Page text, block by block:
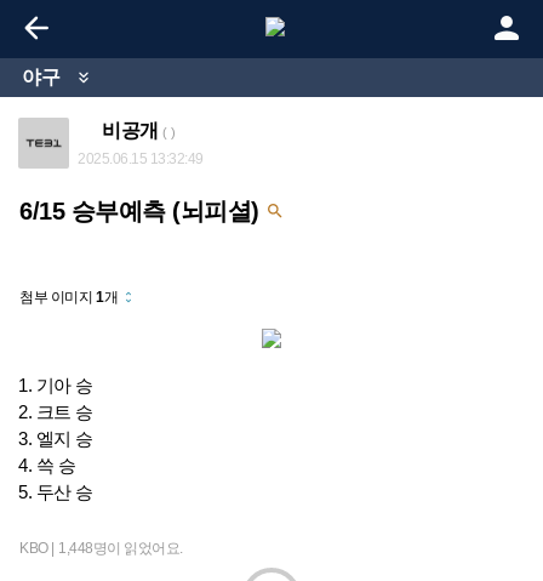
 
야구 
비공개 ( )
2025.06.15 13:32:49
6/15 승부예측 (뇌피셜) 
첨부 이미지1개 unfold_more
1. 기아 승
2. 크트 승
3. 엘지 승
4. 쓱 승
5. 두산 승
KBO | 1,448명이 읽었어요.